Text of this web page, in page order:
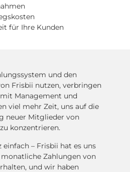
für Ihre Kunden
und den
Frisbii nutzen, verbringen
Management und
viel mehr Zeit, uns auf die
neuer Mitglieder von
konzentrieren.
– Frisbii hat es uns
Zahlungen von
und wir haben